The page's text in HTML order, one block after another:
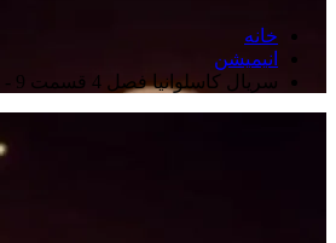
خانه
انیمیشن
سریال کاسلوانیا فصل 4 قسمت 9 - سرنوشت جنگجویان